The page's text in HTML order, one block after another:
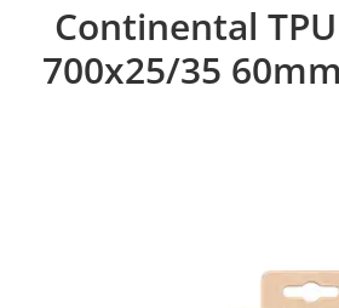
Continental
700x25/35